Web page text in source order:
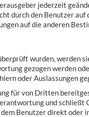
jederzeit
durch den Benutzer
auf die anderen
wurden,
gezogen werden
oder Auslassungen
für von Dritten
und
Benutzer direkt